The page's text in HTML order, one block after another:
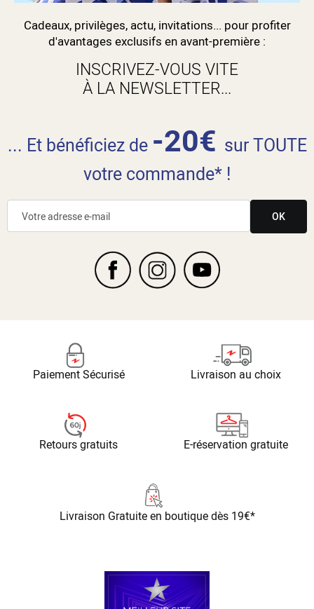
Cadeaux, privilèges, actu, invitations... pour profiter
d'avantages exclusifs en avant-première :
INSCRIVEZ-VOUS VITE
À LA NEWSLETTER...
... Et bénéficiez de -20€ sur TOUTE
votre commande* !
OK
Paiement Sécurisé Livraison au choix
Retours gratuits E-réservation gratuite
Livraison Gratuiteen boutique dès 19€*